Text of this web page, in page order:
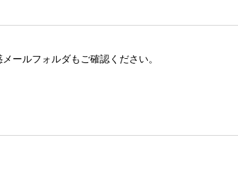
ールフォルダもご確認ください。